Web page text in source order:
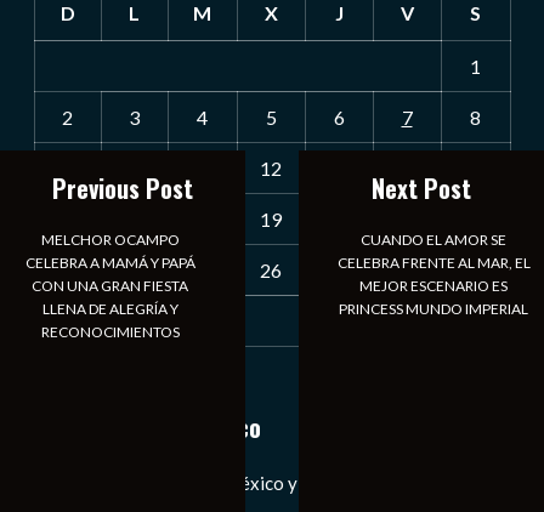
D L M X J V S
1
2 3 4 5 6 7 8
12
19
23 24 25 26 27 28 29
30 31
Notiexpress de México
Las Noticias Diarias de México y el Mundo a Tu Alcance
Previous Post
MELCHOR OCAMPO
CELEBRA A MAMÁ Y PAPÁ
CON UNA GRAN FIESTA
LLENA DE ALEGRÍA Y
RECONOCIMIENTOS
Next Post
CUANDO EL AMOR SE
CELEBRA FRENTE AL MAR, EL
MEJOR ESCENARIO ES
PRINCESS MUNDO IMPERIAL